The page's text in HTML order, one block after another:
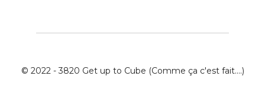
© 2022 - 3820 Get up to Cube (Comme ça c'est fait....)